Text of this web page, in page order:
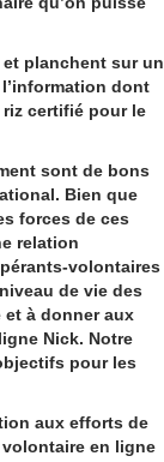
planchent sur un
dont
certifié pour le
sont de bons
Bien que
forces de ces
relation
volontaires
de vie des
à donner aux
Nick. Notre
pour les
aux efforts de
en ligne